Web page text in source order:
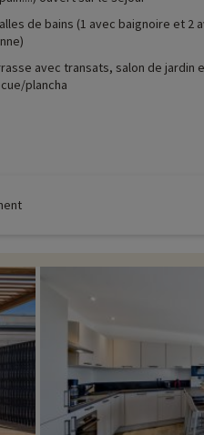
de bains (1 avec baignoire et 2
avec transats, salon de jardin
plancha